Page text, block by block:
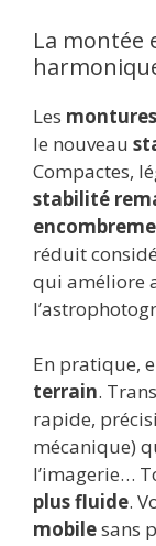
La montée
Les
le nouveau
Compactes,
stabilité
réduit
qui améliore
En pratique,
terrain.
rapide,
mécanique)
l’imagerie…
plus fluide.
mobilesans